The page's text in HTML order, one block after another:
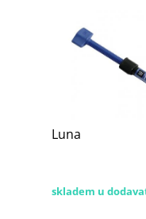
Luna
skladem u